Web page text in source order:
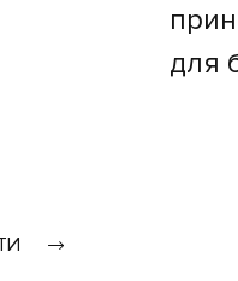
для